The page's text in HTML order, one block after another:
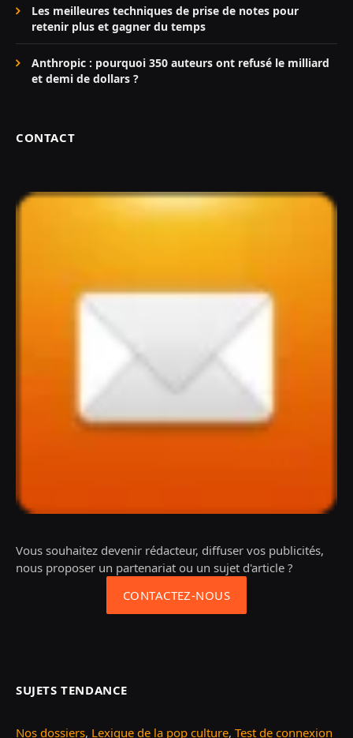
Les meilleures techniques de prise de notes pour
retenir plus et gagner du temps
Anthropic : pourquoi 350 auteurs ont refusé le milliard
et demi de dollars ?
CONTACT
Vous souhaitez devenir rédacteur, diffuser vos publicités,
nous proposer un partenariat ou un sujet d'article ?
CONTACTEZ-NOUS
SUJETS TENDANCE
Nos dossiers, Lexique de la pop culture, Test de connexion